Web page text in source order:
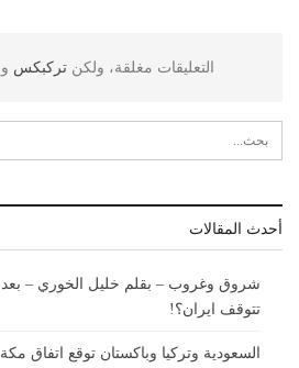
التعليقات مغلقة، ولكن تركبكس
أحدث المقالات
شروق وغروب – بقلم خليل الخوري – بعد
تتوقف ايران؟!
السعودية وتركيا وباكستان توقع اتفاق